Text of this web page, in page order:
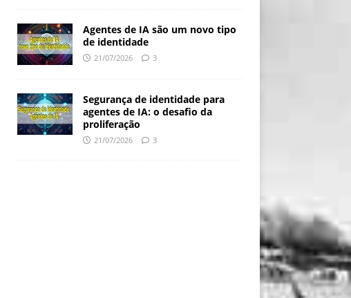
Agentes de IA são um novo tipo
de identidade
21/07/2026 3
Segurança de identidade para
agentes de IA: o desafio da
proliferação
21/07/2026 3